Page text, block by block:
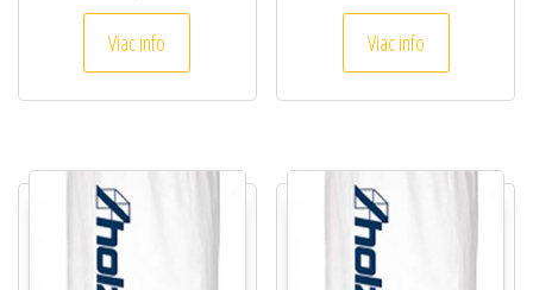
Viac info Viac info